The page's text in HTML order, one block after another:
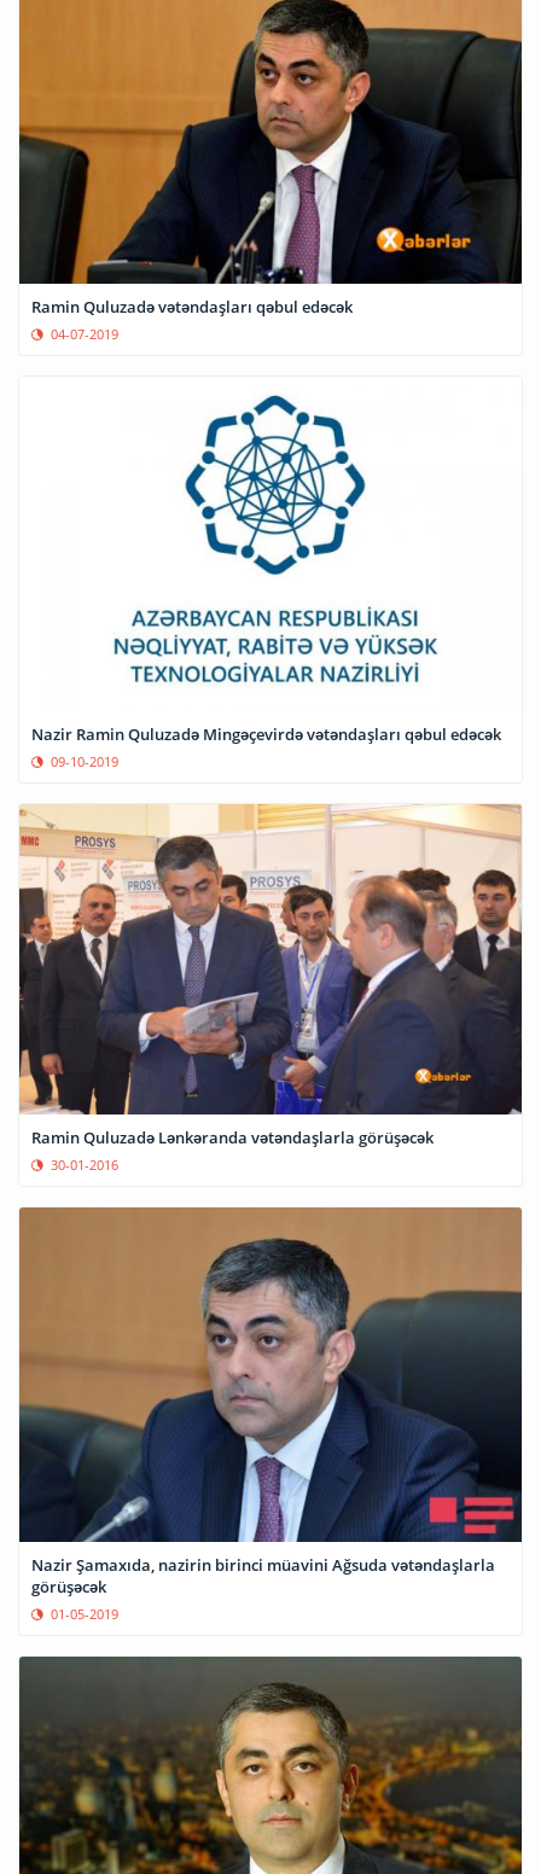
Ramin Quluzadə vətəndaşları qəbul edəcək
04-07-2019
Nazir Ramin Quluzadə Mingəçevirdə vətəndaşları qəbul edəcək
09-10-2019
Ramin Quluzadə Lənkəranda vətəndaşlarla görüşəcək
30-01-2016
Nazir Şamaxıda, nazirin birinci müavini Ağsuda vətəndaşlarla
görüşəcək
01-05-2019